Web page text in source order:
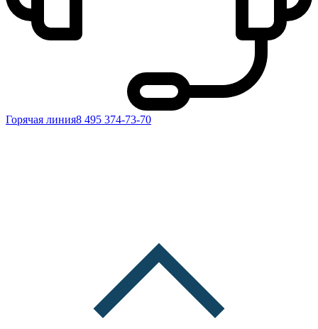
Горячая линия8 495 374-73-70